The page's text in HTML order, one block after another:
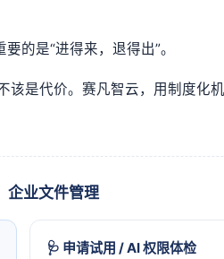
的是“进得来，退得出”。
该是代价。赛凡智云，用制度化
企业文件管理
🩺 申请试用 / AI 权限体检